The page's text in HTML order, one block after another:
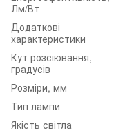
Лм/Вт
Додаткові
характеристики
Кут розсіювання,
градусів
Розміри, мм
Тип лампи
Якість світла